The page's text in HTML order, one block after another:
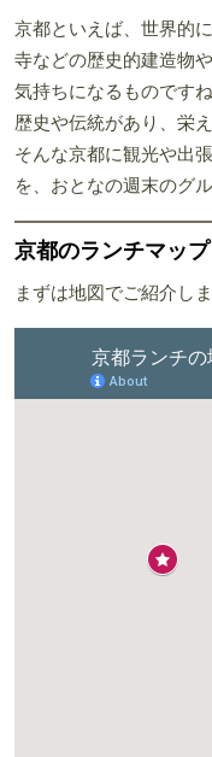
京都といえば、世界的
寺などの歴史的建造物
気持ちになるものです
歴史や伝統があり、栄え
そんな京都に観光や出
を、おとなの週末のグ
京都のランチマップ
まずは地図でご紹介しま